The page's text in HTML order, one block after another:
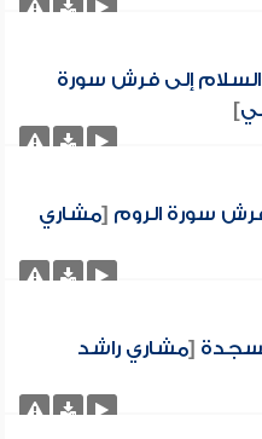
إلى فرش سورة
]
سورة الروم [مشاري
[مشاري راشد